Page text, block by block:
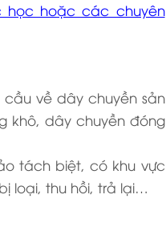
học hoặc các chuyên
về dây chuyền sản
khô, dây chuyền đóng
tách biệt, có khu vực
loại, thu hồi, trả lại…